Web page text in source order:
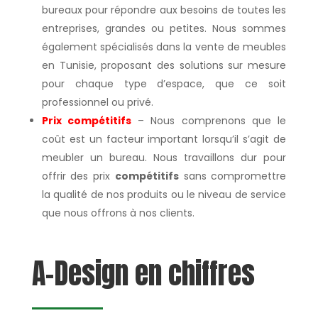
bureaux pour répondre aux besoins de toutes les
entreprises, grandes ou petites. Nous sommes
également spécialisés dans la vente de meubles
en Tunisie, proposant des solutions sur mesure
pour chaque type d’espace, que ce soit
professionnel ou privé.
Prix compétitifs – Nous comprenons que le
coût est un facteur important lorsqu’il s’agit de
meubler un bureau. Nous travaillons dur pour
offrir des prix compétitifs sans compromettre
la qualité de nos produits ou le niveau de service
que nous offrons à nos clients.
A-Design en chiffres